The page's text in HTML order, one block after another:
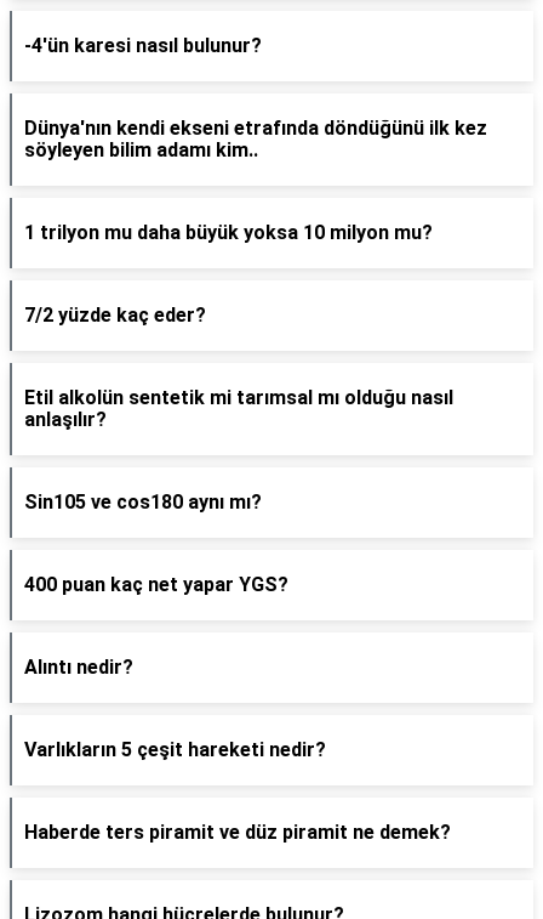
-4'ün karesi nasıl bulunur?
Dünya'nın kendi ekseni etrafında döndüğünü ilk kez
söyleyen bilim adamı kim..
1 trilyon mu daha büyük yoksa 10 milyon mu?
7/2 yüzde kaç eder?
Etil alkolün sentetik mi tarımsal mı olduğu nasıl
anlaşılır?
Sin105 ve cos180 aynı mı?
400 puan kaç net yapar YGS?
Alıntı nedir?
Varlıkların 5 çeşit hareketi nedir?
Haberde ters piramit ve düz piramit ne demek?